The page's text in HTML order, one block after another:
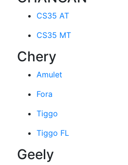
CS35 AT
CS35 MT
Chery
Amulet
Fora
Tiggo
Tiggo FL
Geely